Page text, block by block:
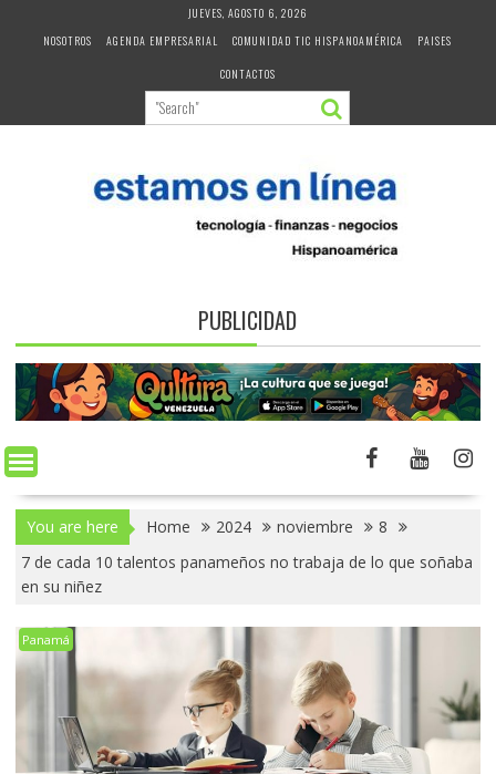
JUEVES, AGOSTO 6, 2026
NOSOTROS
AGENDA EMPRESARIAL COMUNIDAD TIC HISPANOAMÉRICA
PAISES
CONTACTOS
PUBLICIDAD
You are here Home 2024 noviembre
8
7 de cada 10 talentos panameños no trabaja de lo que soñaba
en su niñez
Panamá